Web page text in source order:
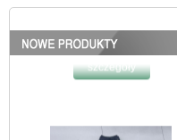
Kurtki damskie
skórzana Roz S-2XL,